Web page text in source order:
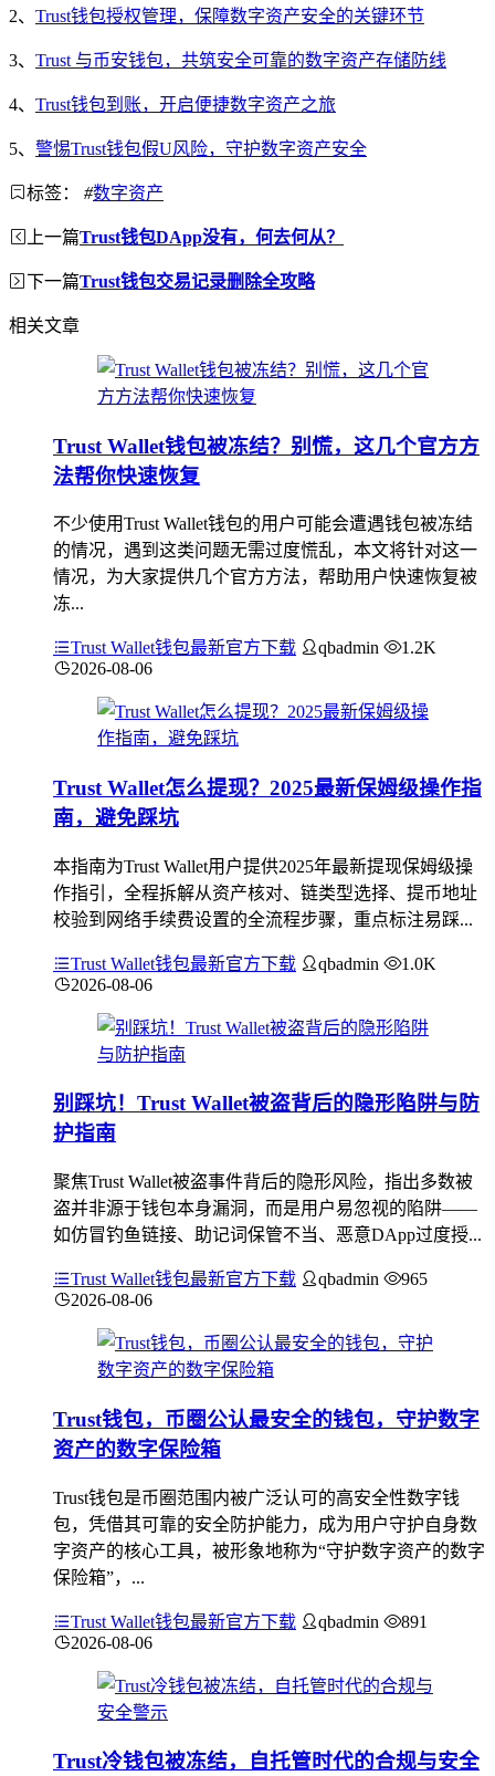
2、 Trust钱包授权管理，保障数字资产安全的关键环节
3、 Trust 与币安钱包，共筑安全可靠的数字资产存储防线
4、 Trust钱包到账，开启便捷数字资产之旅
5、 警惕Trust钱包假U风险，守护数字资产安全
标签： #数字资产
上一篇Trust钱包DApp没有，何去何从？
下一篇Trust钱包交易记录删除全攻略
相关文章
Trust Wallet钱包被冻结？别慌，这几个官方方
法帮你快速恢复
不少使用Trust Wallet钱包的用户可能会遭遇钱包被冻结
的情况，遇到这类问题无需过度慌乱，本文将针对这一
情况，为大家提供几个官方方法，帮助用户快速恢复被
冻...
Trust Wallet钱包最新官方下载 qbadmin
1.2K
2026-08-06
Trust Wallet怎么提现？2025最新保姆级操作指
南，避免踩坑
本指南为Trust Wallet用户提供2025年最新提现保姆级操
作指引，全程拆解从资产核对、链类型选择、提币地址
校验到网络手续费设置的全流程步骤，重点标注易踩...
Trust Wallet钱包最新官方下载 qbadmin
1.0K
2026-08-06
别踩坑！Trust Wallet被盗背后的隐形陷阱与防
护指南
聚焦Trust Wallet被盗事件背后的隐形风险，指出多数被
盗并非源于钱包本身漏洞，而是用户易忽视的陷阱——
如仿冒钓鱼链接、助记词保管不当、恶意DApp过度授...
Trust Wallet钱包最新官方下载 qbadmin
965
2026-08-06
Trust钱包，币圈公认最安全的钱包，守护数字
资产的数字保险箱
Trust钱包是币圈范围内被广泛认可的高安全性数字钱
包，凭借其可靠的安全防护能力，成为用户守护自身数
字资产的核心工具，被形象地称为“守护数字资产的数字
保险箱”，...
Trust Wallet钱包最新官方下载 qbadmin
891
2026-08-06
Trust冷钱包被冻结，自托管时代的合规与安全